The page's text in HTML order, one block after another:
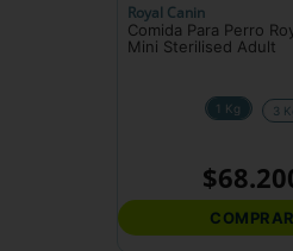
Royal Canin
Comida Para Perro
Mini Sterilised Adult
1 Kg 3
$68.
COMPRAR